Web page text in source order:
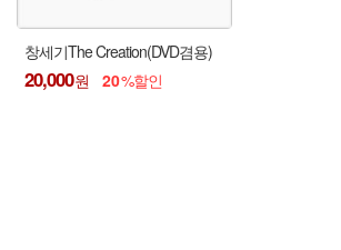
창세기The Creation(DVD겸용)
20,000 20